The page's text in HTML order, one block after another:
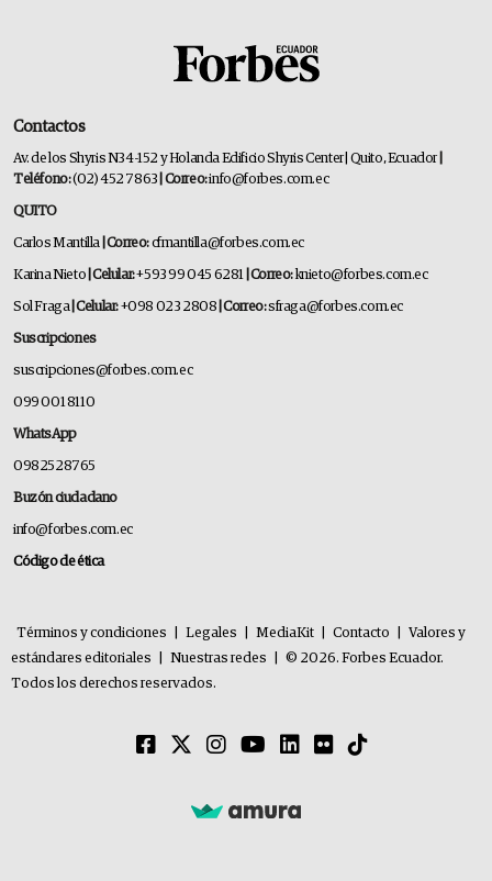
Contactos
Av. de los Shyris N34-152 y Holanda Edificio Shyris Center | Quito, Ecuador
Teléfono:(02) 452 7863 | Correo:info@forbes.com.ec
QUITO
Carlos Mantilla | Correo:cfmantilla@forbes.com.ec
Karina Nieto | Celular:+593 99 045 6281 | Correo:knieto@forbes.com.ec
Sol Fraga| Celular:+098 023 2808 | Correo:sfraga@forbes.com.ec
Suscripciones
suscripciones@forbes.com.ec
099 001 8110
WhatsApp
0982528765
Buzón ciudadano
info@forbes.com.ec
Código de ética
Términos y condiciones Legales MediaKit Contacto
Valores y
estándares editoriales
Nuestras redes
© 2026. Forbes Ecuador.
Todos los derechos reservados.